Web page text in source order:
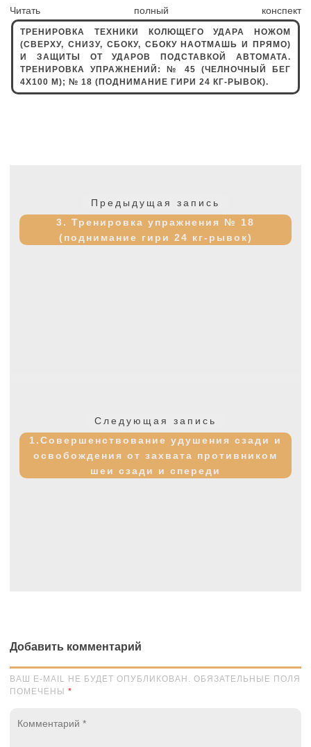
Читать полный конспект
ТРЕНИРОВКА ТЕХНИКИ КОЛЮЩЕГО УДАРА НОЖОМ
(СВЕРХУ, СНИЗУ, СБОКУ, СБОКУ НАОТМАШЬ И ПРЯМО)
И ЗАЩИТЫ ОТ УДАРОВ ПОДСТАВКОЙ АВТОМАТА.
ТРЕНИРОВКА УПРАЖНЕНИЙ: № 45 (ЧЕЛНОЧНЫЙ БЕГ
4Х100 М); № 18 (ПОДНИМАНИЕ ГИРИ 24 КГ-РЫВОК).
Предыдущая запись
запись:
3. Тренировка упражнения № 18
(поднимание гири 24 кг-рывок)
Следующая запись
запись:
1.Совершенствование удушения сзади и
освобождения от захвата противником
шеи сзади и спереди
Добавить комментарий
ВАШ E-MAIL НЕ БУДЕТ ОПУБЛИКОВАН. ОБЯЗАТЕЛЬНЫЕ ПОЛЯ
ПОМЕЧЕНЫ *